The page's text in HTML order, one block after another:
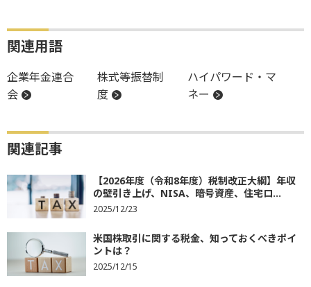
関連用語
企業年金連合
会
株式等振替制
度
ハイパワード・マ
ネー
関連記事
【2026年度（令和8年度）税制改正大綱】年収
の壁引き上げ、NISA、暗号資産、住宅ロ...
2025/12/23
米国株取引に関する税金、知っておくべきポイ
ントは？
2025/12/15